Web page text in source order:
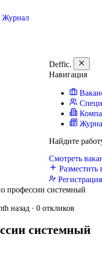
Журнал
Deffic.
Навигация
Найдите
Смотреть
Разместить
профессии системный
назад · 0 откликов
системный